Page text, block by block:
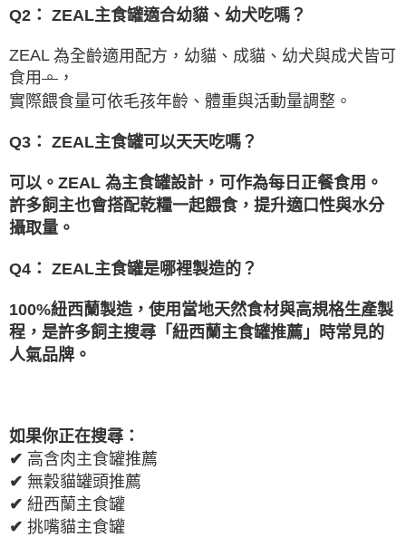
Q2 ： ZEAL主食罐適合幼貓、幼犬吃嗎？
ZEAL 為全齡適用配方，幼貓、成貓、幼犬與成犬皆可
食用。 ，
實際餵食量可依毛孩年齡、體重與活動量調整。
Q3 ： ZEAL主食罐可以天天吃嗎？
可以。 ZEAL 為主食罐設計，可作為每日正餐食用。
許多飼主也會搭配乾糧一起餵食，提升適口性與水分
攝取量。
Q4 ： ZEAL主食罐是哪裡製造的？
100%紐西蘭製造，使用當地天然食材與高規格生產製
程，是許多飼主搜尋「紐西蘭主食罐推薦」時常見的
人氣品牌。
如果你正在搜尋：
✔ 高含肉主食罐推薦
✔ 無穀貓罐頭推薦
✔ 紐西蘭主食罐
✔ 挑嘴貓主食罐